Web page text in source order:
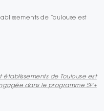
de Toulouse est
de Toulouse est
dans le programme SP+